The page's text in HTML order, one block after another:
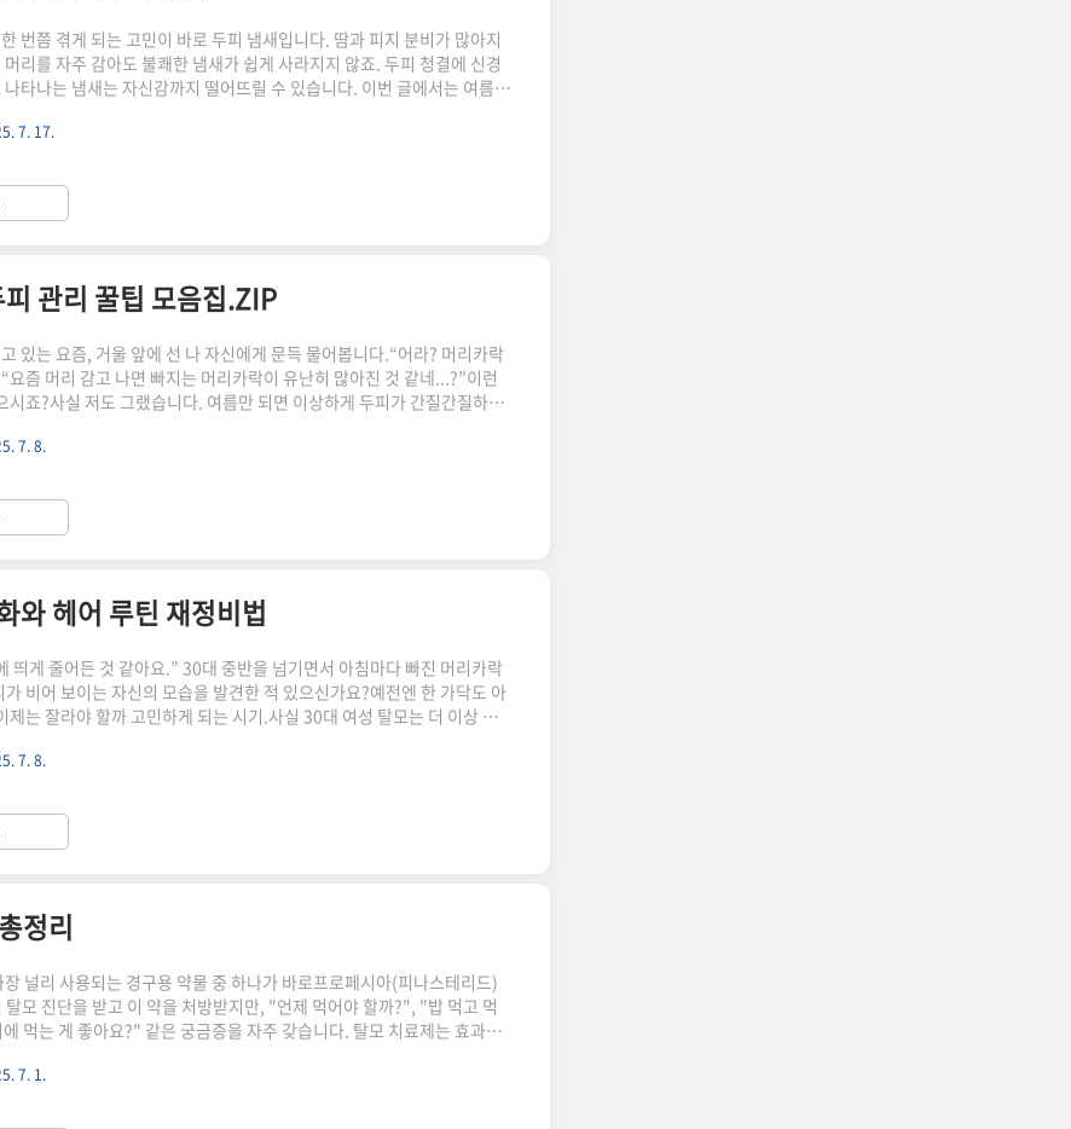
번쯤 겪게 되는 고민이 바로 두피 냄새입니다. 땀과 피지 분비가 많아지
리를 자주 감아도 불쾌한 냄새가 쉽게 사라지지 않죠. 두피 청결에 신경
타나는 냄새는 자신감까지 떨어뜨릴 수 있습니다. 이번 글에서는 여름철
여름을 보내고 싶다면 지금부터 살펴보세요.두피 냄새 원인땀과 피지 분
)두피 냄새 제거 & 예방 방법1. 올바른 머리감기샴푸 전 브러싱으로 먼지
두피 세정손가락 끝으로 두피 마사지하며 세정두피..
7. 17.
관리 꿀팁 모음집.ZIP
있는 요즘, 거울 앞에 선 나 자신에게 문득 물어봅니다.“어라? 머리카락
요즘 머리 감고 나면 빠지는 머리카락이 유난히 많아진 것 같네...?”이런
시죠?사실 저도 그랬습니다. 여름만 되면 이상하게 두피가 간질간질하고,
보다 우리 일상 속깊숙이 자리하고 있단 걸 알게 되었습니다.여름에는 왜
부엔 자외선 차단제를 바르지만, 두피에는 거의 신경을 못 쓰죠. 그런데
, 알고 계셨나요?자외선은 두피의 모낭 ..
7. 8.
와 헤어 루틴 재정비법
띄게 줄어든 것 같아요.” 30대 중반을 넘기면서 아침마다 빠진 머리카락
비어 보이는 자신의 모습을 발견한 적 있으신가요?예전엔 한 가닥도 아
제는 잘라야 할까 고민하게 되는 시기.사실 30대 여성 탈모는 더 이상 드
.🔍 왜 30대 여성에게 탈모가 늘어날까?30대는 인생의 가장 바쁜 시기이
호르몬 변화에 민감하게 반응합니다.주요 원인들:출산 후 급격한 에스트
저하 또는 불균형다이어트로 인한 영양 ..
7. 8.
정리
널리 사용되는 경구용 약물 중 하나가 바로프로페시아(피나스테리드)
탈모 진단을 받고 이 약을 처방받지만, "언제 먹어야 할까?", "밥 먹고 먹
먹는 게 좋아요?" 같은 궁금증을 자주 갖습니다. 탈모 치료제는 효과만
어드리겠습니다.프로페시아란? – 피나스테리드 1mg의 정체먼저, 프로
7. 1.